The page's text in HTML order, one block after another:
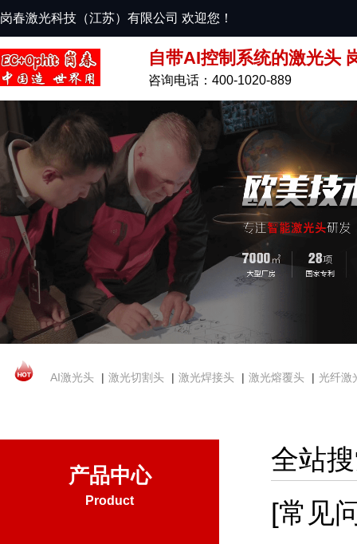
岗春激光科技（江苏）有限公司 欢迎您！
自带AI控制系统的激光头
咨询电话：400-1020-889
AI激光头 | 激光切割头 | 激光焊接头 | 激光熔覆头 | 光纤激
产品中心
Product
全站
[常见